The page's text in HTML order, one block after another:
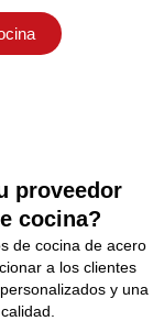
proveedor
cocina?
de cocina de acero
a los clientes
y una